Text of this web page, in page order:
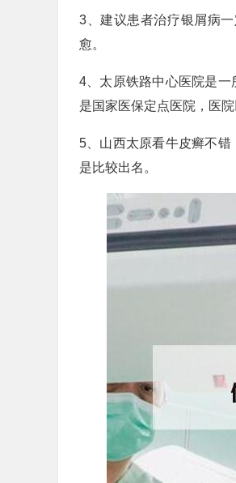
3、建议患者治疗银屑病
愈。
4、太原铁路中心医院是
是国家医保定点医院，医
5、山西太原看牛皮癣不
是比较出名。